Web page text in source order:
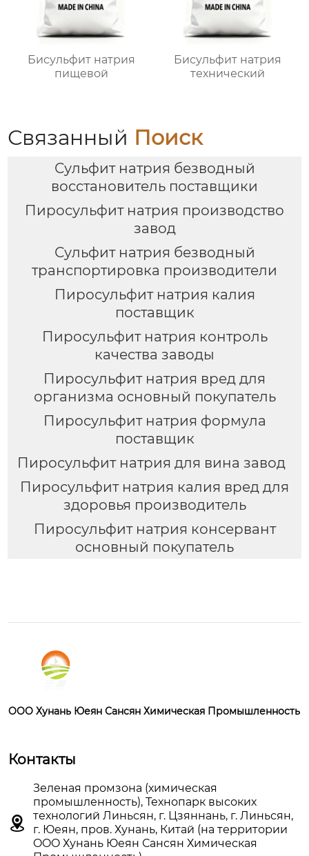
Бисульфит натрия
пищевой
Бисульфит натрия
технический
Связанный Поиск
Сульфит натрия безводный
восстановитель поставщики
Пиросульфит натрия производство
завод
Сульфит натрия безводный
транспортировка производители
Пиросульфит натрия калия
поставщик
Пиросульфит натрия контроль
качества заводы
Пиросульфит натрия вред для
организма основный покупатель
Пиросульфит натрия формула
поставщик
Пиросульфит натрия для вина завод
Пиросульфит натрия калия вред для
здоровья производитель
Пиросульфит натрия консервант
основный покупатель
OOO Хунань Юеян Сансян Химическая Промышленность
Контакты

Зеленая промзона (химическая
промышленность), Технопарк высоких
технологий Линьсян, г. Цзяннань, г. Линьсян,
г. Юеян, пров. Хунань, Китай (на территории
OOO Хунань Юеян Сансян Химическая